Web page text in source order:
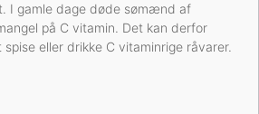
I gamle dage døde sømænd af
på C vitamin. Det kan derfor
eller drikke C vitaminrige råvarer.